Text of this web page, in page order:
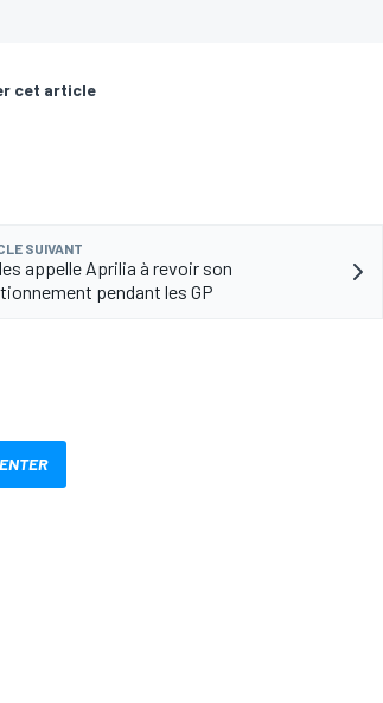
cet article
SUIVANT
appelle Aprilia à revoir son
pendant les GP